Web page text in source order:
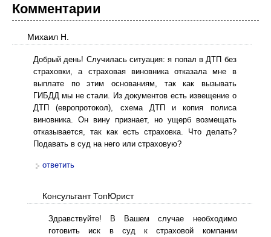
Комментарии
Михаил Н.
Добрый день! Случилась ситуация: я попал в ДТП без
страховки, а страховая виновника отказала мне в
выплате по этим основаниям, так как вызывать
ГИБДД мы не стали. Из документов есть извещение о
ДТП (европротокол), схема ДТП и копия полиса
виновника. Он вину признает, но ущерб возмещать
отказывается, так как есть страховка. Что делать?
Подавать в суд на него или страховую?
ответить
Консультант ТопЮрист
Здравствуйте! В Вашем случае необходимо
готовить иск в суд к страховой компании